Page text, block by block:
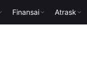
Finansai Atrask